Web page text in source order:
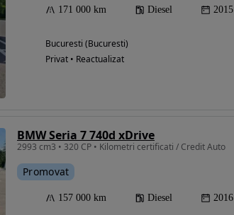
171 000 km Diesel 2015
Bucuresti (Bucuresti)
Privat • Reactualizat
BMW Seria 7 740d xDrive
2993 cm3 • 320 CP • Kilometri certificati / Credit Auto
Promovat
157 000 km Diesel 2016